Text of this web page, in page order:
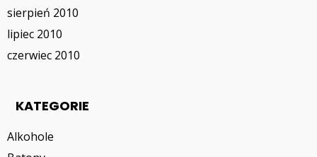
sierpień 2010
lipiec 2010
czerwiec 2010
KATEGORIE
Alkohole